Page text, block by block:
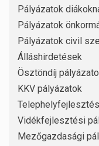
Pályázatok
Pályázatok
Pályázatok civil
Álláshirdetések
Ösztöndíj
KKV pályázatok
Vidékfejlesztési
Mezőgazdasági